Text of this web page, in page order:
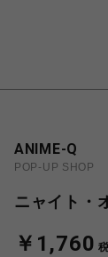
ANIME-Q
POP-UP SHOP
ニャイト・
￥1,760